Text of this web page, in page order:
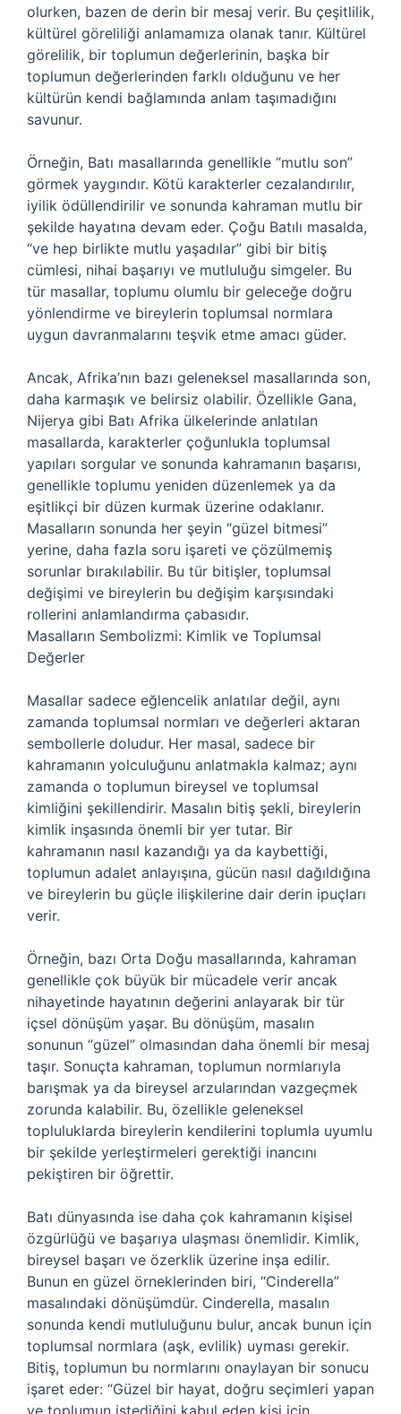
olurken, bazen de derin bir mesaj verir. Bu çeşitlilik,
kültürel göreliliği anlamamıza olanak tanır. Kültürel
görelilik, bir toplumun değerlerinin, başka bir
toplumun değerlerinden farklı olduğunu ve her
kültürün kendi bağlamında anlam taşımadığını
savunur.
Örneğin, Batı masallarında genellikle “mutlu son”
görmek yaygındır. Kötü karakterler cezalandırılır,
iyilik ödüllendirilir ve sonunda kahraman mutlu bir
şekilde hayatına devam eder. Çoğu Batılı masalda,
“ve hep birlikte mutlu yaşadılar” gibi bir bitiş
cümlesi, nihai başarıyı ve mutluluğu simgeler. Bu
tür masallar, toplumu olumlu bir geleceğe doğru
yönlendirme ve bireylerin toplumsal normlara
uygun davranmalarını teşvik etme amacı güder.
Ancak, Afrika’nın bazı geleneksel masallarında son,
daha karmaşık ve belirsiz olabilir. Özellikle Gana,
Nijerya gibi Batı Afrika ülkelerinde anlatılan
masallarda, karakterler çoğunlukla toplumsal
yapıları sorgular ve sonunda kahramanın başarısı,
genellikle toplumu yeniden düzenlemek ya da
eşitlikçi bir düzen kurmak üzerine odaklanır.
Masalların sonunda her şeyin “güzel bitmesi”
yerine, daha fazla soru işareti ve çözülmemiş
sorunlar bırakılabilir. Bu tür bitişler, toplumsal
değişimi ve bireylerin bu değişim karşısındaki
rollerini anlamlandırma çabasıdır.
Masalların Sembolizmi: Kimlik ve Toplumsal
Değerler
Masallar sadece eğlencelik anlatılar değil, aynı
zamanda toplumsal normları ve değerleri aktaran
sembollerle doludur. Her masal, sadece bir
kahramanın yolculuğunu anlatmakla kalmaz; aynı
zamanda o toplumun bireysel ve toplumsal
kimliğini şekillendirir. Masalın bitiş şekli, bireylerin
kimlik inşasında önemli bir yer tutar. Bir
kahramanın nasıl kazandığı ya da kaybettiği,
toplumun adalet anlayışına, gücün nasıl dağıldığına
ve bireylerin bu güçle ilişkilerine dair derin ipuçları
verir.
Örneğin, bazı Orta Doğu masallarında, kahraman
genellikle çok büyük bir mücadele verir ancak
nihayetinde hayatının değerini anlayarak bir tür
içsel dönüşüm yaşar. Bu dönüşüm, masalın
sonunun “güzel” olmasından daha önemli bir mesaj
taşır. Sonuçta kahraman, toplumun normlarıyla
barışmak ya da bireysel arzularından vazgeçmek
zorunda kalabilir. Bu, özellikle geleneksel
topluluklarda bireylerin kendilerini toplumla uyumlu
bir şekilde yerleştirmeleri gerektiği inancını
pekiştiren bir öğrettir.
Batı dünyasında ise daha çok kahramanın kişisel
özgürlüğü ve başarıya ulaşması önemlidir. Kimlik,
bireysel başarı ve özerklik üzerine inşa edilir.
Bunun en güzel örneklerinden biri, “Cinderella”
masalındaki dönüşümdür. Cinderella, masalın
sonunda kendi mutluluğunu bulur, ancak bunun için
toplumsal normlara (aşk, evlilik) uyması gerekir.
Bitiş, toplumun bu normlarını onaylayan bir sonucu
işaret eder: “Güzel bir hayat, doğru seçimleri yapan
ve toplumun istediğini kabul eden kişi için